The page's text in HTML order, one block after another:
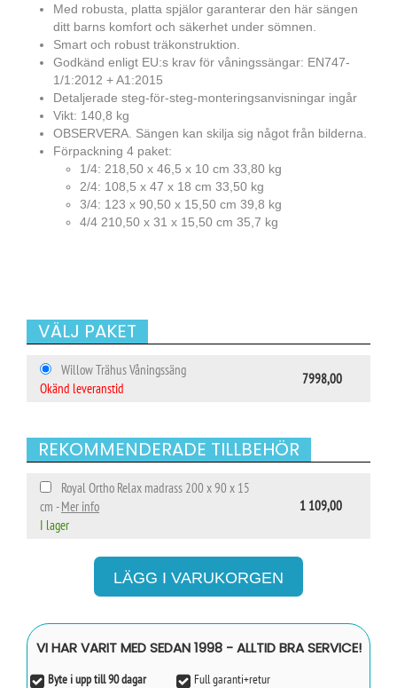
Med robusta, platta spjälor garanterar den här sängen
ditt barns komfort och säkerhet under sömnen.
Smart och robust träkonstruktion.
Godkänd enligt EU:s krav för våningssängar: EN747-
1/1:2012 + A1:2015
Detaljerade steg-för-steg-monteringsanvisningar ingår
Vikt: 140,8 kg
OBSERVERA. Sängen kan skilja sig något från bilderna.
Förpackning 4 paket:
1/4: 218,50 x 46,5 x 10 cm 33,80 kg
2/4: 108,5 x 47 x 18 cm 33,50 kg
3/4: 123 x 90,50 x 15,50 cm 39,8 kg
4/4 210,50 x 31 x 15,50 cm 35,7 kg
VÄLJ PAKET
Willow Trähus Våningssäng
Okänd leveranstid
7998,00
REKOMMENDERADE TILLBEHÖR
Royal Ortho Relax madrass 200 x 90 x 15
cm -Mer info
I lager
1 109,00
VI HAR VARIT MED SEDAN 1998 - ALLTID BRA SERVICE!
Byte i upp till 90 dagar
Full garanti+retur